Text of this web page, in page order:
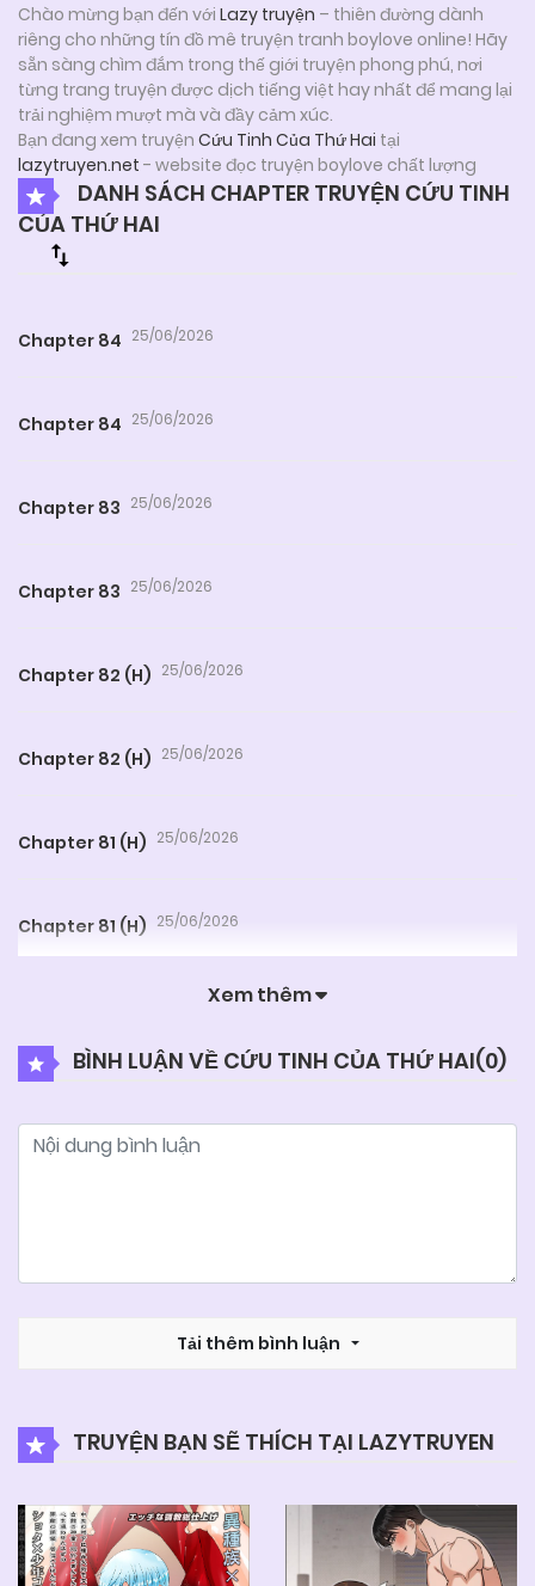
Chào mừng bạn đến với Lazy truyện – thiên đường dành
riêng cho những tín đồ mê truyện tranh boylove online! Hãy
sẵn sàng chìm đắm trong thế giới truyện phong phú, nơi
từng trang truyện được dịch tiếng việt hay nhất để mang lại
trải nghiệm mượt mà và đầy cảm xúc.
Bạn đang xem truyện Cứu Tinh Của Thứ Hai tại
lazytruyen.net - website đọc truyện boylove chất lượng
DANH SÁCH CHAPTER TRUYỆN CỨU TINH
CỦA THỨ HAI
Chapter 84 25/06/2026
Chapter 84 25/06/2026
Chapter 83 25/06/2026
Chapter 83 25/06/2026
Chapter 82 (H) 25/06/2026
Chapter 82 (H) 25/06/2026
Chapter 81 (H) 25/06/2026
Chapter 81 (H) 25/06/2026
25/06/2026
25/06/2026
Chapter 77
Chapter 77 25/06/2026
Xem thêm
BÌNH LUẬN VỀ CỨU TINH CỦA THỨ HAI(0)
Tải thêm bình luận
TRUYỆN BẠN SẼ THÍCH TẠI LAZYTRUYEN